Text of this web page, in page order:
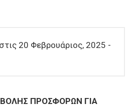
20 Φεβρουάριος, 2025 -
ΠΡΟΣΦΟΡΩΝ ΓΙΑ